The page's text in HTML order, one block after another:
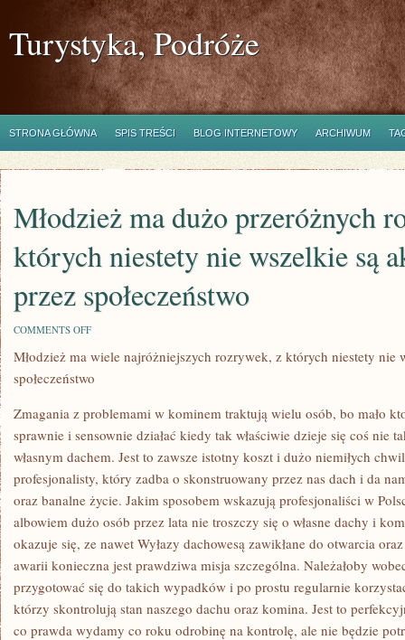
Turystyka, Podróże
STRONA GŁÓWNA SPIS TREŚCI BLOG INTERNETOWY ARCHIWUM
Młodzież ma dużo przeróżnych
których niestety nie wszelkie są
przez społeczeństwo
COMMENTS OFFON
MA
PRZERÓŻNYCH
Z
NIESTETY
WSZELKIE
SĄ
AKCEPTOWANE
PRZEZ
SPOŁECZEŃSTWO
Młodzież ma wiele najróżniejszych rozrywek, z których niestety nie
społeczeństwo
Zmagania z problemami w kominem traktują wielu osób, bo mało
sprawnie i sensownie działać kiedy tak właściwie dzieje się coś nie
własnym dachem. Jest to zawsze istotny koszt i dużo niemiłych
profesjonalisty, który zadba o skonstruowany przez nas dach i da
oraz banalne życie. Jakim sposobem wskazują profesjonaliści w
albowiem dużo osób przez lata nie troszczy się o własne dachy i
okazuje się, ze nawet Wyłazy dachowesą zawikłane do otwarcia
awarii konieczna jest prawdziwa misja szczególna. Należałoby
przygotować się do takich wypadków i po prostu regularnie
którzy skontrolują stan naszego dachu oraz komina. Jest to
co prawda wydamy co roku odrobinę na kontrolę, ale nie będzie